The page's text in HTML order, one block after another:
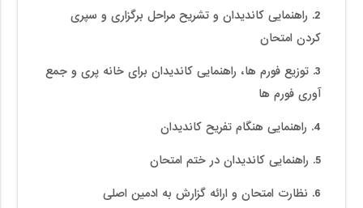
2. راهنمایی کاندیدان و تشریح مراحل برگزاری و سپری
کردن امتحان
3. توزیع فورم ها، راهنمایی کاندیدان برای خانه پری و جمع
آوری فورم ها
4. راهنمایی هنگام تفریح کاندیدان
5. راهنمایی کاندیدان در ختم امتحان
6. نظارت امتحان و ارائه گزارش به ادمین اصلی